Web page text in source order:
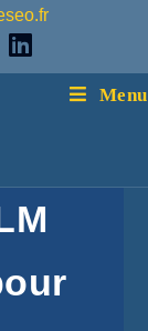
Menu